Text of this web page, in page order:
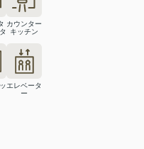
カウンター
キッチン
エレベータ
ー